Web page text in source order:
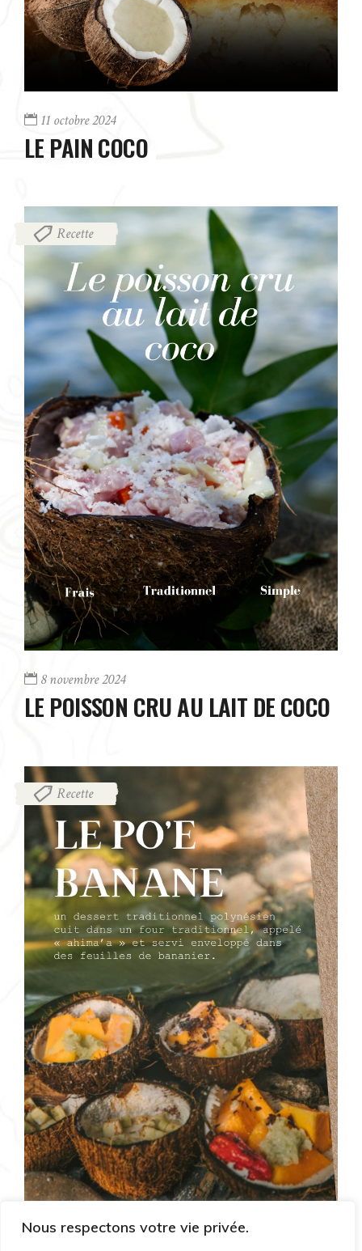
Nous respectons votre vie privée.
11 octobre 2024
LE PAIN COCO
Recette
8 novembre 2024
LE POISSON CRU AU LAIT DE COCO
Recette
8 janvier 2025